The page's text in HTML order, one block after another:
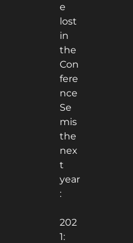
e
lost
in
the
Con
fere
nce
Se
mis
the
nex
t
year
:
202
1: